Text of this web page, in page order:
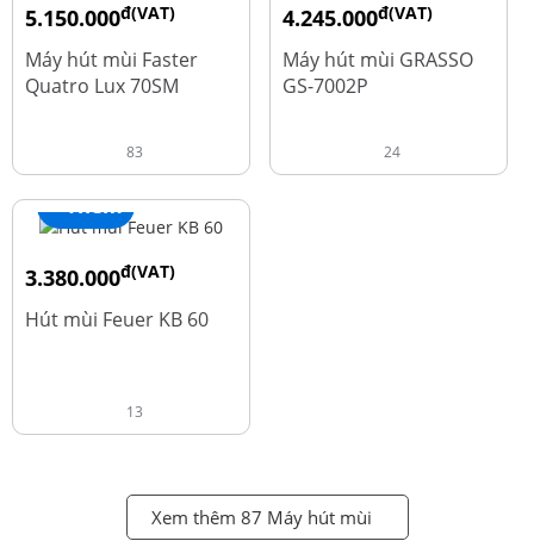
5.150.000đ(VAT)
9.700.000
Máy hút mùi Faster
Quatro Lux 70SM
83
4.245.000đ(VAT)
5.660.000
Máy hút mùi GRASSO
GS-7002P
24
+ Thêm
3.380.000đ(VAT)
Hút mùi Feuer KB 60
13
Xem thêm 87 Máy hút mùi